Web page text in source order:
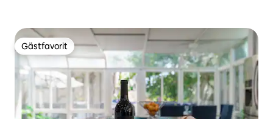
Gästfavorit
Gästfavorit